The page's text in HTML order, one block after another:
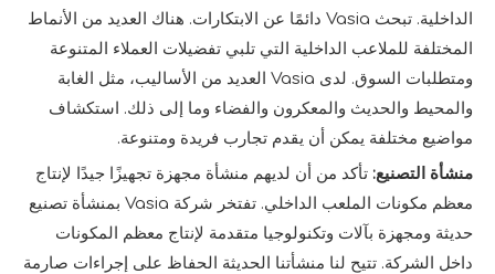
الداخلية. تبحث Vasia دائمًا عن الابتكارات. هناك العديد من الأنماط
المختلفة للملاعب الداخلية التي تلبي تفضيلات العملاء المتنوعة
ومتطلبات السوق. لدى Vasia العديد من الأساليب، مثل الغابة
والمحيط والحديث والمعكرون والفضاء وما إلى ذلك. استكشاف
مواضيع مختلفة يمكن أن يقدم تجارب فريدة ومتنوعة.
منشأة التصنيع: تأكد من أن لديهم منشأة مجهزة تجهيزًا جيدًا لإنتاج
معظم مكونات الملعب الداخلي. تفتخر شركة Vasia بمنشأة تصنيع
حديثة ومجهزة بآلات وتكنولوجيا متقدمة لإنتاج معظم المكونات
داخل الشركة. تتيح لنا منشأتنا الحديثة الحفاظ على إجراءات صارمة